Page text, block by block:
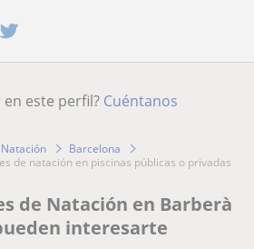
este perfil? Cuéntanos
Natación
Barcelona
de natación en piscinas públicas o privadas
de Natación en Barberà
interesarte